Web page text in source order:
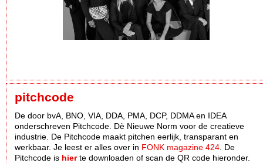
pitchcode
De door bvA, BNO, VIA, DDA, PMA, DCP, DDMA en IDEA
onderschreven Pitchcode. Dè Nieuwe Norm voor de creatieve
industrie. De Pitchcode maakt pitchen eerlijk, transparant en
werkbaar. Je leest er alles over in FONK magazine 424 . De
Pitchcode is hierte downloaden of scan de QR code hieronder.